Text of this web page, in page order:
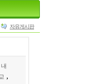
자유게시판
,